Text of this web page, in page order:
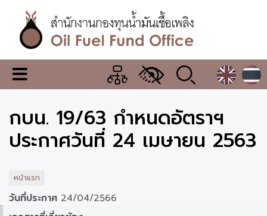
เนื้อหา
หลักสำนักงาน
กองทุน
น้ำมัน
เชื้อ
เมนู
เปลี่ยน
แสดง
ผล
กบน. 19/63 กำหนดอัตราฯ
ประกาศวันที่ 24 เมษายน 2563
หน้าแรก
วันที่ประกาศ 24/04/2566